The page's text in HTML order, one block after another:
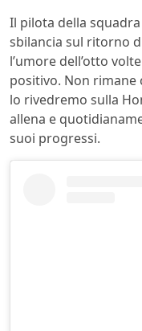
Il pilota della
sbilancia sul ritorno
l’umore dell’otto
positivo. Non
lo rivedremo sulla
allena e
suoi progressi.